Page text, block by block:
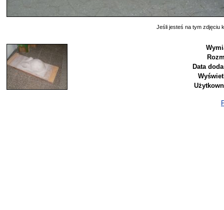
Jeśli jesteś na tym zdjęciu
Data